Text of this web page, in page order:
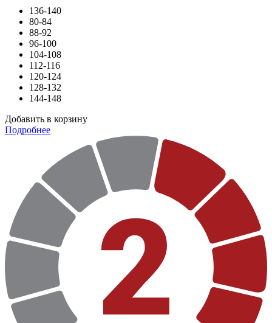
136-140
80-84
88-92
96-100
104-108
112-116
120-124
128-132
144-148
Добавить в корзину
Подробнее